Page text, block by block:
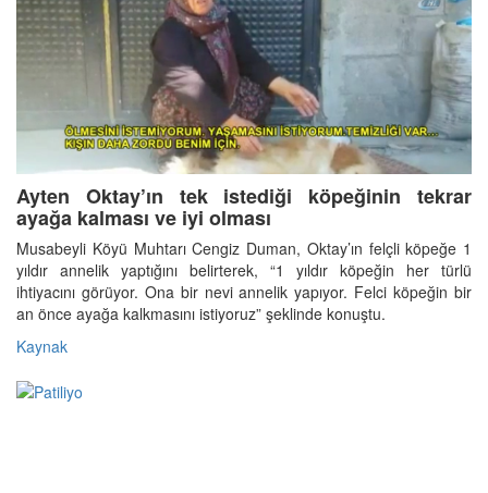
Ayten Oktay’ın tek istediği köpeğinin tekrar
ayağa kalması ve iyi olması
Musabeyli Köyü Muhtarı Cengiz Duman, Oktay’ın felçli köpeğe 1
yıldır annelik yaptığını belirterek, “1 yıldır köpeğin her türlü
ihtiyacını görüyor. Ona bir nevi annelik yapıyor. Felci köpeğin bir
an önce ayağa kalkmasını istiyoruz” şeklinde konuştu.
Kaynak